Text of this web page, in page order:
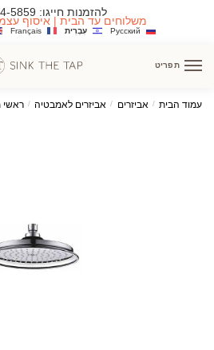
להזמנות חייגו: 5859
משלוחים עד הבית | איסוף
Français עִבְרִית Русский
תפריט
עמוד הבית / אביזרים / אביזרים לאמבטיה /